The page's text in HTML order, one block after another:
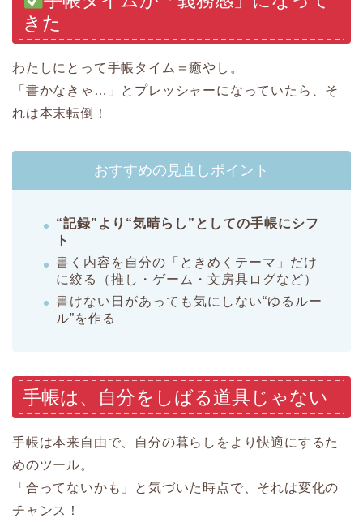
きた
わたしにとって手帳タイム＝癒やし。
「書かなきゃ…」とプレッシャーになっていたら、そ
れは本末転倒！
おすすめの見直しポイント
“記録”より“気晴らし”としての手帳にシフ
ト
書く内容を自分の「ときめくテーマ」だけ
に絞る（推し・ゲーム・文房具ログなど）
書けない日があっても気にしない“ゆるルー
ル”を作る
手帳は、自分をしばる道具じゃない
手帳は本来自由で、自分の暮らしをより快適にするた
めのツール。
「合ってないかも」と気づいた時点で、それは変化の
チャンス！